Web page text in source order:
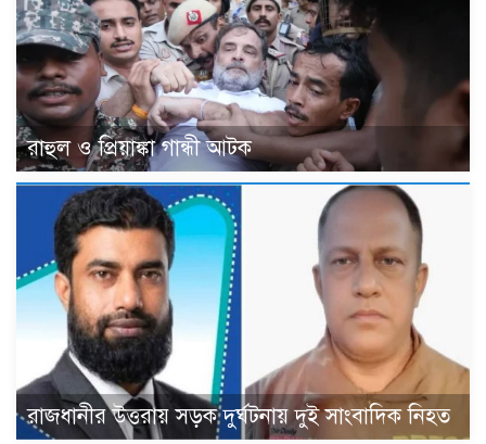
রাহুল ও প্রিয়াঙ্কা গান্ধী আটক
রাজধানীর উত্তরায় সড়ক দুর্ঘটনায় দুই সাংবাদিক নিহত